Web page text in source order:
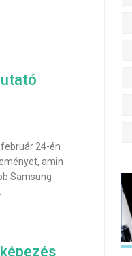
24-én
amin
Samsung